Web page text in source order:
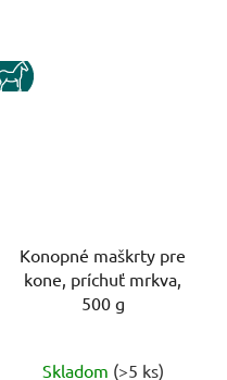
KUN
Konopné maškrty pre
kone, príchuť mrkva,
500 g
Skladom (>5 ks)